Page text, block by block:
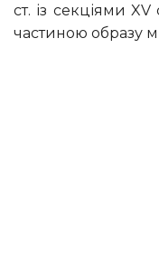
ст. із секціями
частиною образу